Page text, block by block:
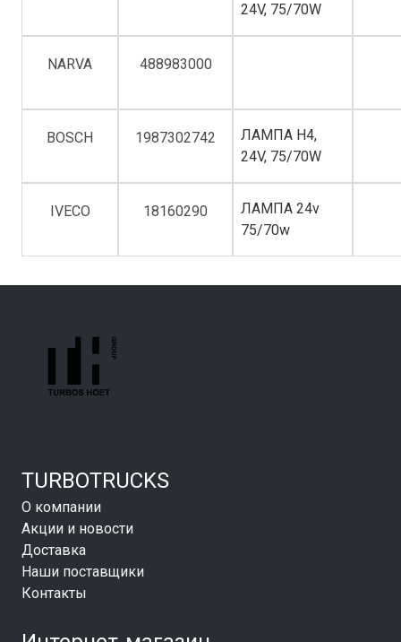
24V, 75/70W
NARVA 488983000
BOSCH 1987302742
ЛАМПА H4,
24V, 75/70W
IVECO 18160290
ЛАМПА 24v
75/70w
TURBOTRUCKS
О компании
Акции и новости
Доставка
Наши поставщики
Контакты